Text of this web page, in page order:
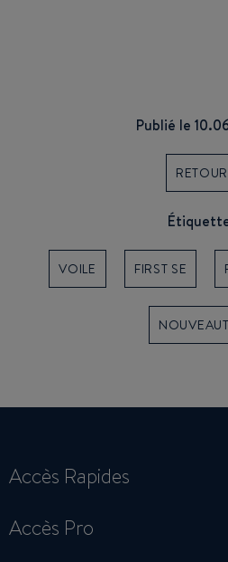
Publié le
RETOUR
VOILE FIRST SE
Accès Rapides
Accès Pro